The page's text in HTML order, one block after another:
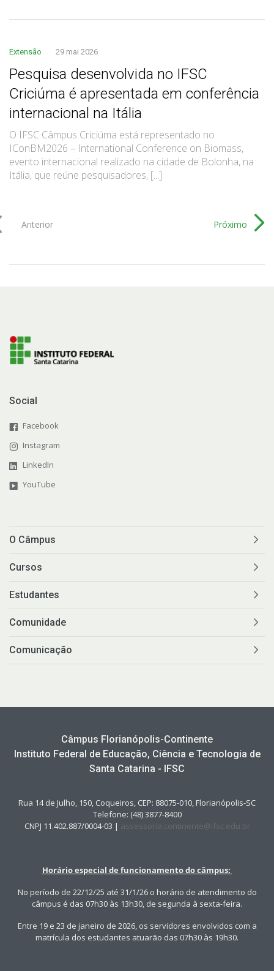
Extensão 29 mai 2026
Pesquisa desenvolvida no IFSC
Criciúma é apresentada em conferência
internacional na Itália
O IFSC Câmpus Criciúma está representado no
IConBM2026 – International Conference on Biomass,
evento internacional realizado na cidade de Bolonha, na
Itália, que reúne pesquisadores, [...]
Anterior Próximo
Social
Facebook
Instagram
LinkedIn
YouTube
O Câmpus
Cursos
Estudantes
Comunidade
Comunicação
Câmpus Florianópolis-Continente
Instituto Federal de Educação, Ciência e Tecnologia de
Santa Catarina - IFSC
Rua 14 de Julho, 150, Coqueiros, CEP: 88075-010, Florianópolis-SC
Telefone: (48) 3877-8400
CNPJ 11.402.887/0004-03 | assessoria.continente@ifsc.edu.br
Horário especial de funcionamento do câmpus:
No período de 22/12/25 até 31/1/26 o horário de atendimento do
câmpus é das 07h30 às 13h30, de segunda à sexta-feira.
Entre 19 e 23 de janeiro de 2026, os servidores envolvidos com a
matrícula dos estudantes atuarão das 07h30 às 19h30.